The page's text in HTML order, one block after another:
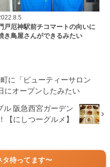
戸厄神駅前チコマートの向いに
き鳥屋さんができるみたい
に「ビューティーサロン
にオープンしたみたい
ル 阪急西宮ガーデン
【にしつーグルメ】
タ待ってます〜